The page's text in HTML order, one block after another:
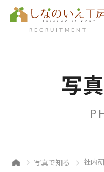
RECRUITMENT
写
写真で知る 社内